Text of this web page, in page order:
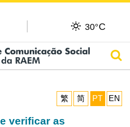
30°C
繁
简 PT EN
verificar as